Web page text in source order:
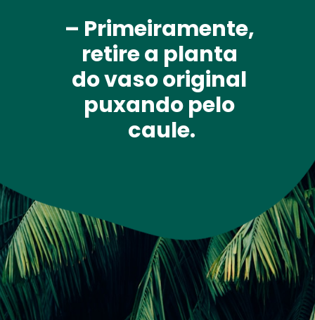
– Primeiramente,
retire a planta
do vaso original
puxando pelo
caule.